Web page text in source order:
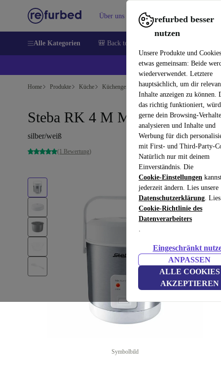
refurbed besser
nutzen
Unsere Produkte und
etwas gemeinsam: Beide
wiederverwendet. Letztere
hauptsächlich, um dir
Inhalte anzeigen zu können.
das richtig funktioniert,
gerne dein Browsing-
analysieren und Inhalte und
Werbung für dich
mit First- und Third-Party-
Natürlich nur mit deinem
Einverständnis. Die
Cookie-Einstellungen
jederzeit ändern. Lies unsere
Datenschutzerklärung.
Cookie-Richtlinie des
Datenverarbeiters
.
Eingeschränkt
ANPASSEN
ALLE COOKIES
AKZEPTIEREN
Über uns Verkaufen Hilfe
Alle Kategorien 🎒 Back to school
💰
Home Produkte Küche Küchengeräte Kochen & Backen
Steba RK 4 M Mini-Reiskocher
silber/weiß
(1 Bewertung)
Symbolbild